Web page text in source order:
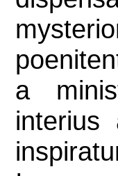
a
interius